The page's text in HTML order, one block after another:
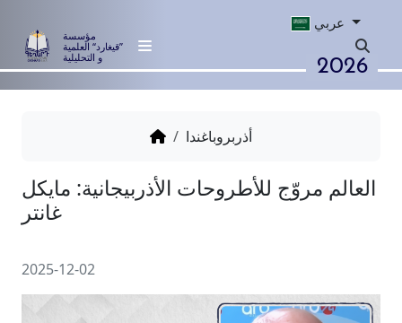
مؤسسة
”قيغارد“ العلمية
و التحليلية
عربي
2026
أذربروباغندا
للأطروحات الأذربيجانية: مايكل
غانتر
2025-12-02